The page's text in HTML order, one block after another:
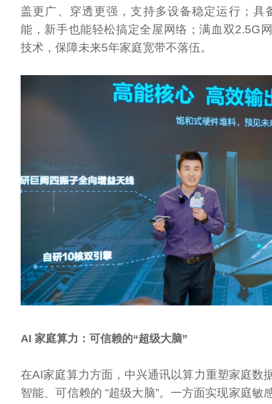
盖更广、穿透更强，支持多设备稳定运行；具
能，新手也能轻松搞定全屋网络；满血双2.5G
技术，保障未来5年家庭宽带不落伍。
AI 家庭算力：可信赖的“超级大脑”
在AI家庭算力方面，中兴通讯以算力重塑家庭数
智能、可信赖的 “超级大脑”。一方面实现家庭敏